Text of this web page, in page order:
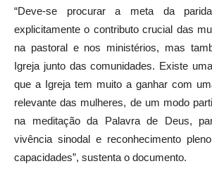
“Deve-se procurar a meta da
explicitamente o contributo crucial das
na pastoral e nos ministérios, mas
Igreja junto das comunidades. Existe
que a Igreja tem muito a ganhar com
relevante das mulheres, de um modo
na meditação da Palavra de Deus,
vivência sinodal e reconhecimento
capacidades”, sustenta o documento.